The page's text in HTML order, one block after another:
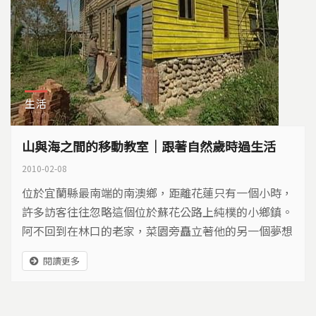
生活
山與海之間的移動教室｜跟著自然歲時過生活
2010-02-08
位於宜蘭縣最南端的南澳鄉，距離花蓮只有一個小時，
許多訪客往往忽略這個位於蘇花公路上純樸的小鄉鎮。
阿不回到在林口的老家，菜園旁矗立著他的另一個夢想
～「田間書屋」，一向愛閱讀也喜愛文學及寫作的他，
希望這棟「田間書屋」能夠成為附近社區交換二手書的
閱讀更多